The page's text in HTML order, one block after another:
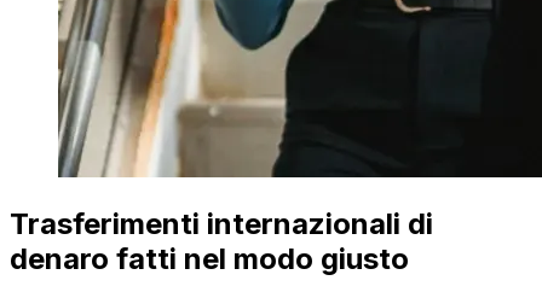
Trasferimenti internazionali di
denaro fatti nel modo giusto